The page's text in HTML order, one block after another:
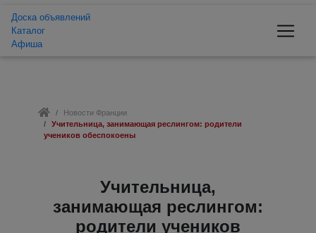
Доска объявлений
Каталог
Афиша
Новости Франции
Учительница, занимающая реслингом: родители
учеников обеспокоены
Учительница,
занимающая реслингом:
родители учеников